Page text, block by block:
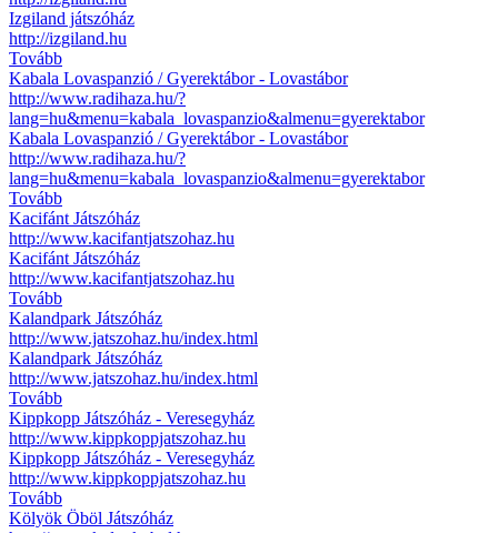
Izgiland játszóház
http://izgiland.hu
Tovább
Kabala Lovaspanzió / Gyerektábor - Lovastábor
http://www.radihaza.hu/?
lang=hu&menu=kabala_lovaspanzio&almenu=gyerektabor
Kabala Lovaspanzió / Gyerektábor - Lovastábor
http://www.radihaza.hu/?
lang=hu&menu=kabala_lovaspanzio&almenu=gyerektabor
Tovább
Kacifánt Játszóház
http://www.kacifantjatszohaz.hu
Kacifánt Játszóház
http://www.kacifantjatszohaz.hu
Tovább
Kalandpark Játszóház
http://www.jatszohaz.hu/index.html
Kalandpark Játszóház
http://www.jatszohaz.hu/index.html
Tovább
Kippkopp Játszóház - Veresegyház
http://www.kippkoppjatszohaz.hu
Kippkopp Játszóház - Veresegyház
http://www.kippkoppjatszohaz.hu
Tovább
Kölyök Öböl Játszóház